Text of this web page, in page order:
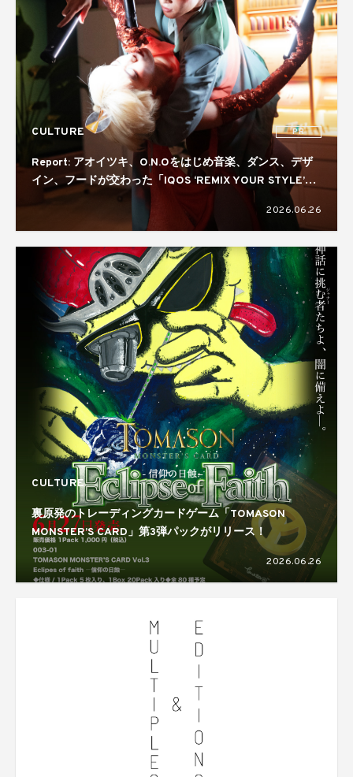
CULTURE PR
Report: アオイツキ、O.N.Oをはじめ音楽、ダンス、デザ
イン、フードが交わった「IQOS ‘REMIX YOUR STYLE’
NIGHT」。コラボレーターには真鍋大度を起用
2026.06.26
CULTURE
裏原発のトレーディングカードゲーム「TOMASON
MONSTER’S CARD」第3弾パックがリリース！
2026.06.26